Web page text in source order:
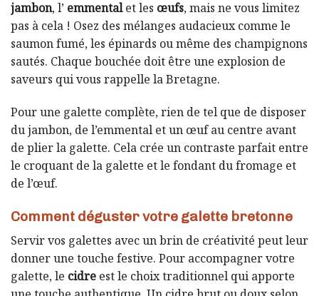
jambon, l’ emmentalet les œufs, mais ne vous limitez
pas à cela ! Osez des mélanges audacieux comme le
saumon fumé, les épinards ou même des champignons
sautés. Chaque bouchée doit être une explosion de
saveurs qui vous rappelle la Bretagne.
Pour une galette complète, rien de tel que de disposer
du jambon, de l’emmental et un œuf au centre avant
de plier la galette. Cela crée un contraste parfait entre
le croquant de la galette et le fondant du fromage et
de l’œuf.
Comment déguster votre galette bretonne
Servir vos galettes avec un brin de créativité peut leur
donner une touche festive. Pour accompagner votre
galette, le cidre est le choix traditionnel qui apporte